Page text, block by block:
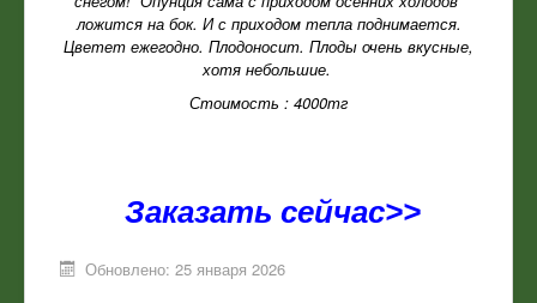
ложится на бок. И с приходом тепла поднимается.
Цветет ежегодно. Плодоносит. Плоды очень вкусные,
хотя небольшие.
Стоимость : 4000тг
Заказать сейчас>>
Обновлено: 25 января 2026